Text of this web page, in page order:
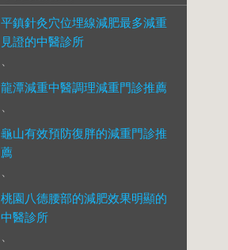
平鎮針灸穴位埋線減肥最多減重
見證的中醫診所
龍潭減重中醫調理減重門診推薦
龜山有效預防復胖的減重門診推
薦
桃園八德腰部的減肥效果明顯的
中醫診所